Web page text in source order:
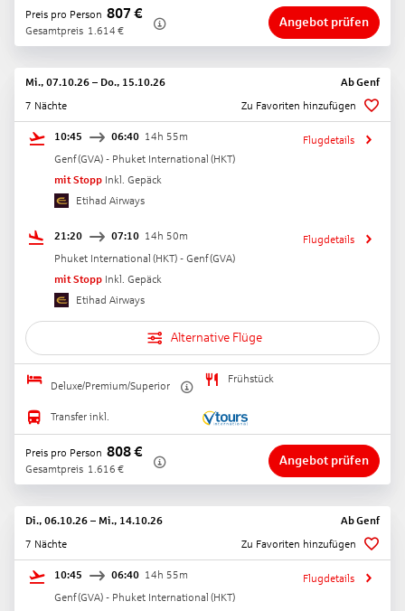
Preis pro Person 807 €
Gesamtpreis 1.614 €
Angebot prüfen
Mi., 07.10.26 – Do., 15.10.26 AbGenf
7 Nächte
Zu Favoriten hinzufügen
10:45 06:40 14h 55m
Genf(GVA) - Phuket International (HKT)
mit Stopp Inkl. Gepäck
Etihad Airways
Flugdetails
21:20 07:10 14h 50m
Phuket International (HKT) - Genf(GVA)
mit Stopp Inkl. Gepäck
Etihad Airways
Flugdetails
Alternative Flüge
Deluxe/Premium/Superior
Frühstück
Transfer inkl.
Preis pro Person 808€
Gesamtpreis 1.616 €
Angebot prüfen
Di., 06.10.26 – Mi., 14.10.26 AbGenf
7 Nächte
Zu Favoriten hinzufügen
10:45 06:40 14h 55m
Genf(GVA) - Phuket International (HKT)
Flugdetails